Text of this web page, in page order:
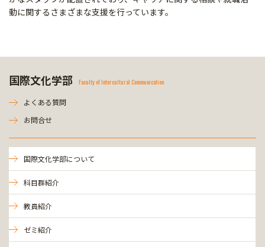
動に関するさまざまな支援を行っています。
国際文化学部 Faculty of Intercultural Communication
よくある質問
お問合せ
国際文化学部について
科目群紹介
教員紹介
ゼミ紹介